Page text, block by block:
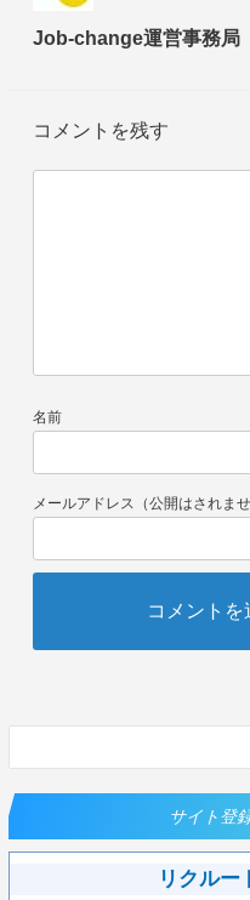
Job-change運営事務局
コメントを残す
名前
メールアドレス（公開はされませ
サイト登
リクルー